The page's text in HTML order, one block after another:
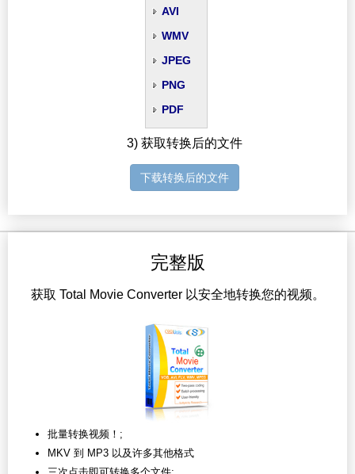
AVI
WMV
JPEG
PNG
PDF
3) 获取转换后的文件
下载转换后的文件
完整版
获取 Total Movie Converter 以安全地转换您的视频。
批量转换视频！;
MKV 到 MP3 以及许多其他格式